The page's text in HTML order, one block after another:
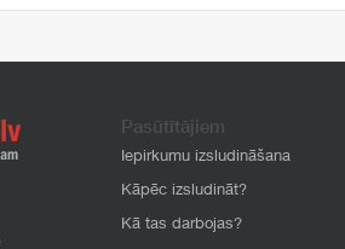
Pasūtītājiem
Iepirkumu izsludināšana
Kāpēc izsludināt?
Kā tas darbojas?